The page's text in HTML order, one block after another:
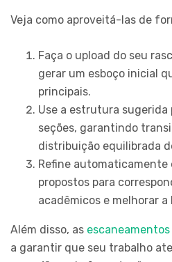
Veja como aproveitá-las de
Faça o upload do seu
gerar um esboço inicial
principais.
Use a estrutura sugerida
seções, garantindo
distribuição equilibrada
Refine
propostos para
acadêmicos e melhorar a
Além disso, as
a garantir que seu trabalho